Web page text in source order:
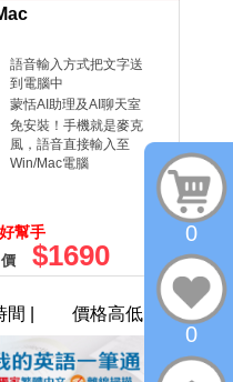
幫手
語音輸入方式把文字送
到電腦中
蒙恬AI助理及AI聊天室
免安裝！手機就是麥克
風，語音直接輸入至
Win/Mac電腦
$1690
間 價格高低
0
0